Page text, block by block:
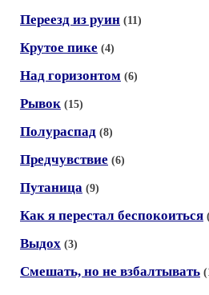
Переезд из руин (11)
Крутое пике (4)
Над горизонтом (6)
Рывок (15)
Полураспад (8)
Предчувствие (6)
Путаница (9)
Как я перестал беспокоиться
Выдох (3)
Смешать, но не взбалтывать